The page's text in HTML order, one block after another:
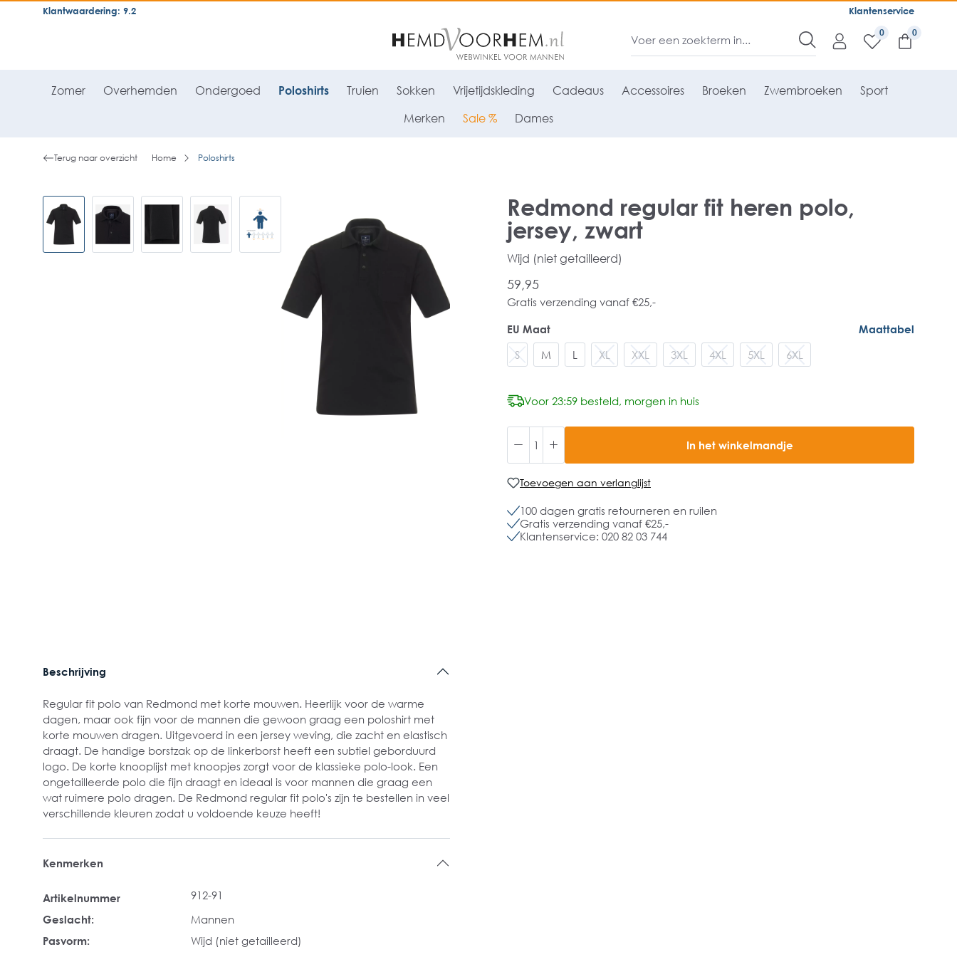
general.skipToNavigation Klantenservice
Klantwaardering: 9.2
0
Zomer Overhemden Ondergoed Poloshirts Truien Sokken Vrijetijdskleding Cadeaus Accessoires Broeken Zwembroeken Sport
Merken Sale % Dames
Terug naar overzicht Home Poloshirts
Redmond regular fit heren polo,
jersey, zwart
Wijd (niet getailleerd)
59,95
Gratis verzending vanaf €25,-
EU Maat
Maattabel
S
M L XL XXL 3XL 4XL 5XL 6XL
Voor 23:59 besteld, morgen in huis
In het winkelmandje
Toevoegen aan verlanglijst
100 dagen gratis retourneren en ruilen
Gratis verzending vanaf €25,-
Klantenservice: 020 82 03 744
Beschrijving
Regular fit polo van Redmond met korte mouwen. Heerlijk voor de warme
dagen, maar ook fijn voor de mannen die gewoon graag een poloshirt met
korte mouwen dragen. Uitgevoerd in een jersey weving, die zacht en elastisch
draagt. De handige borstzak op de linkerborst heeft een subtiel geborduurd
logo. De korte knooplijst met knoopjes zorgt voor de klassieke polo-look. Een
ongetailleerde polo die fijn draagt en ideaal is voor mannen die graag een
wat ruimere polo dragen. De Redmond regular fit polo's zijn te bestellen in veel
verschillende kleuren zodat u voldoende keuze heeft!
Kenmerken
Artikelnummer
912-91
Geslacht:
Mannen
Pasvorm:
Wijd (niet getailleerd)